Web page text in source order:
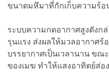
ขนาดมหึมาที่กักเก็บความร้อ
ระบบความกดอากาศสูงดังก
รุนแรง ส่งผลให้มวลอากาศ
บรรยากาศเป็นเวลานาน ขณ
ของเมฆ ทำให้แสงอาทิตย์ส่